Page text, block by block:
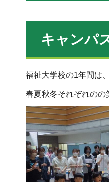
キャンパ
福祉大学校の1年間は
春夏秋冬それぞれのの